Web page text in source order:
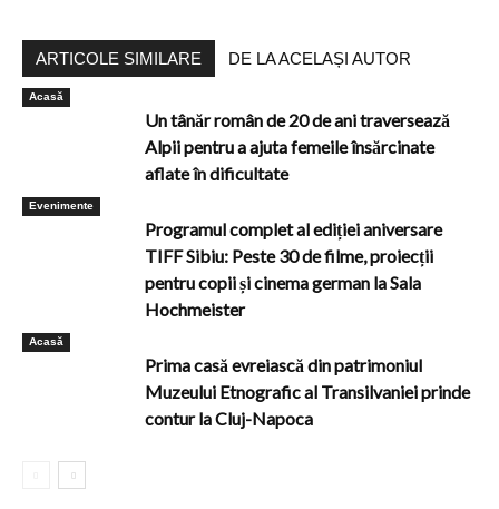
ARTICOLE SIMILARE DE LA ACELAȘI AUTOR
Acasă
Un tânăr român de 20 de ani traversează
Alpii pentru a ajuta femeile însărcinate
aflate în dificultate
Evenimente
Programul complet al ediției aniversare
TIFF Sibiu: Peste 30 de filme, proiecții
pentru copii și cinema german la Sala
Hochmeister
Acasă
Prima casă evreiască din patrimoniul
Muzeului Etnografic al Transilvaniei prinde
contur la Cluj-Napoca